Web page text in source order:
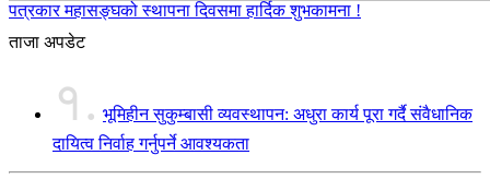
पत्रकार महासङ्घको स्थापना दिवसमा हार्दिक शुभकामना !
ताजा अपडेट
१. भूमिहीन सुकुम्बासी व्यवस्थापन: अधुरा कार्य पूरा गर्दै संवैधानिक
दायित्व निर्वाह गर्नुपर्ने आवश्यकता